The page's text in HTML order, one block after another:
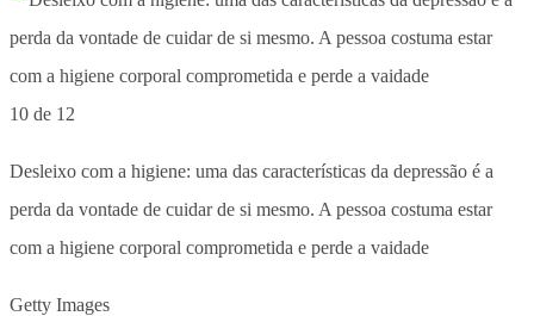
10 de 12
Desleixo com a higiene: uma das características da depressão é a
perda da vontade de cuidar de si mesmo. A pessoa costuma estar
com a higiene corporal comprometida e perde a vaidade
Getty Images